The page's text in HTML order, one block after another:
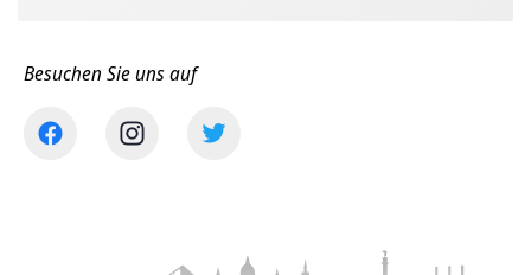
Besuchen Sie uns auf